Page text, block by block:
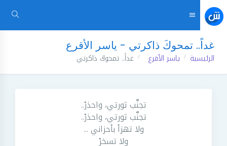
غداً.. تمحوكَ ذاكرتي - ياسر الأقرع
الرئيسية ياسر الأقرع غداً.. تمحوكَ ذاكرتي
تجنَّب ثورتي، واحذرْ..
تجنَّب ثورتي، واحذرْ..
ولا تهزأ بأحزاني ...
ولا تسخرْ